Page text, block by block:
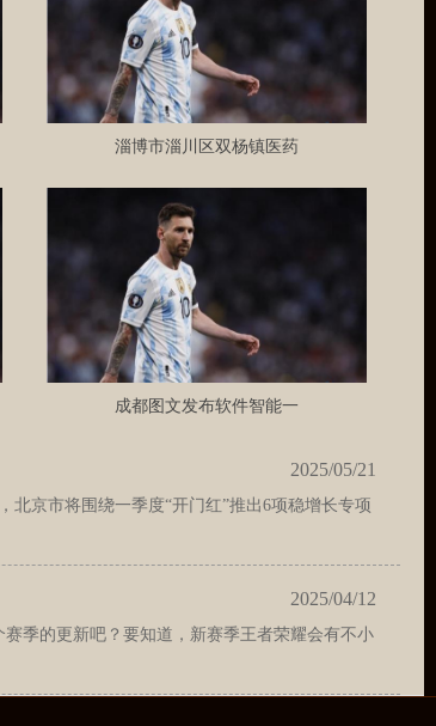
淄博市淄川区双杨镇医药
成都图文发布软件智能一
2025/05/21
北京市将围绕一季度“开门红”推出6项稳增长专项
2025/04/12
季的更新吧？要知道，新赛季王者荣耀会有不小